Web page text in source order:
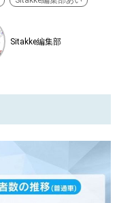
Sitakke編集部